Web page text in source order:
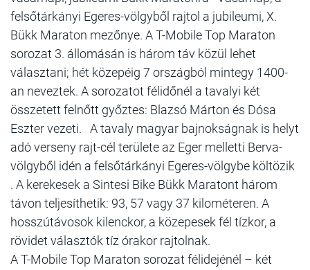
felsőtárkányi Egeres-völgyből rajtol a jubileumi, X.
Bükk Maraton mezőnye. A T-Mobile Top Maraton
sorozat 3. állomásán is három táv közül lehet
választani; hét közepéig 7 országból mintegy 1400-
an neveztek. A sorozatot félidőnél a tavalyi két
összetett felnőtt győztes: Blazsó Márton és Dósa
Eszter vezeti. A tavaly magyar bajnokságnak is helyt
adó verseny rajt-cél területe az Eger melletti Berva-
völgyből idén a felsőtárkányi Egeres-völgybe költözik
. A kerekesek a Sintesi Bike Bükk Maratont három
távon teljesíthetik: 93, 57 vagy 37 kilométeren. A
hosszútávosok kilenckor, a közepesek fél tízkor, a
rövidet választók tíz órakor rajtolnak.
A T-Mobile Top Maraton sorozat félidejénél – két